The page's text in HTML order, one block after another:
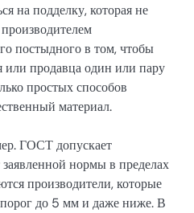
на подделку, которая не
постыдного в том, чтобы
или продавца один или пару
простых способов
материал.
ГОСТ допускает
нормы в пределах
производители, которые
до 5 мм и даже ниже. В